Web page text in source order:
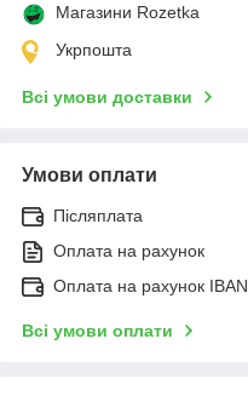
Магазини Rozetka
Укрпошта
Всі умови доставки
Умови оплати
Післяплата
Оплата на рахунок
Оплата на рахунок IBAN
Всі умови оплати